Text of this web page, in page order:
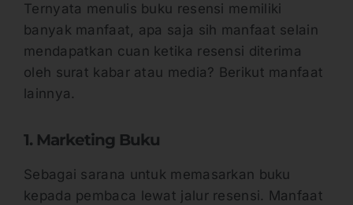
Ternyata menulis buku resensi memiliki
banyak manfaat, apa saja sih manfaat selain
mendapatkan cuan ketika resensi diterima
oleh surat kabar atau media? Berikut manfaat
lainnya.
1. Marketing Buku
Sebagai sarana untuk memasarkan buku
kepada pembaca lewat jalur resensi. Manfaat